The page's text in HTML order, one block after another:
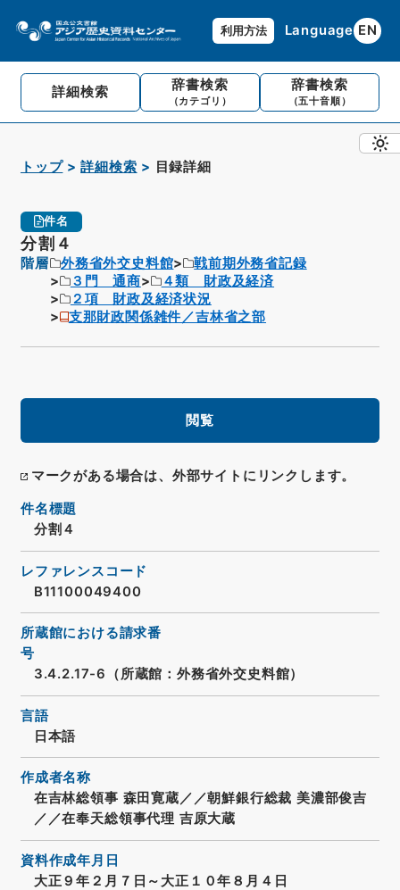
利用方法 Language EN
詳細検索 辞書検索
（カテゴリ）
辞書検索
（五十音順）
トップ 詳細検索 目録詳細
件名
分割４
階層 外務省外交史料館
戦前期外務省記録
３門 通商
４類 財政及経済
２項 財政及経済状況
支那財政関係雑件／吉林省之部
閲覧
マークがある場合は、外部サイトにリンクします。
件名標題
分割４
レファレンスコード
B11100049400
所蔵館における請求番
号
3.4.2.17-6（所蔵館：外務省外交史料館）
言語
日本語
作成者名称
在吉林総領事 森田寛蔵／／朝鮮銀行総裁 美濃部俊吉
／／在奉天総領事代理 吉原大蔵
資料作成年月日
大正９年２月７日～大正１０年８月４日